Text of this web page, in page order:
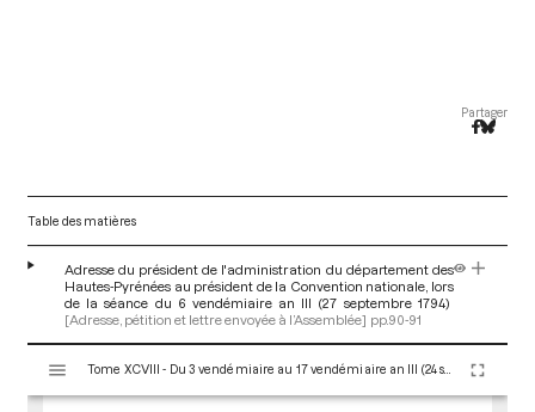
Partager
Table des matières
Adresse du président de l'administration du département des
Hautes-Pyrénées au président de la Convention nationale, lors
de la séance du 6 vendémiaire an III (27 septembre 1794)
[Adresse, pétition et lettre envoyée à l’Assemblée] pp.90-91
s